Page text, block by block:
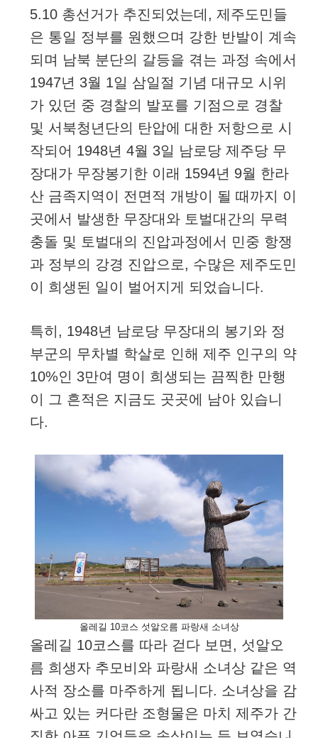
5.10 총선거가 추진되었는데, 제주도민들
은 통일 정부를 원했으며 강한 반발이 계속
되며 남북 분단의 갈등을 겪는 과정 속에서
1947년 3월 1일 삼일절 기념 대규모 시위
가 있던 중 경찰의 발포를 기점으로 경찰
및 서북청년단의 탄압에 대한 저항으로 시
작되어 1948년 4월 3일 남로당 제주당 무
장대가 무장봉기한 이래 1594년 9월 한라
산 금족지역이 전면적 개방이 될 때까지 이
곳에서 발생한 무장대와 토벌대간의 무력
충돌 및 토벌대의 진압과정에서 민중 항쟁
과 정부의 강경 진압으로, 수많은 제주도민
이 희생된 일이 벌어지게 되었습니다.
특히, 1948년 남로당 무장대의 봉기와 정
부군의 무차별 학살로 인해 제주 인구의 약
10%인 3만여 명이 희생되는 끔찍한 만행
이 그 흔적은 지금도 곳곳에 남아 있습니
다.
올레길 10코스 섯알오름 파랑새 소녀상
올레길 10코스를 따라 걷다 보면, 섯알오
름 희생자 추모비와 파랑새 소녀상 같은 역
사적 장소를 마주하게 됩니다. 소녀상을 감
싸고 있는 커다란 조형물은 마치 제주가 간